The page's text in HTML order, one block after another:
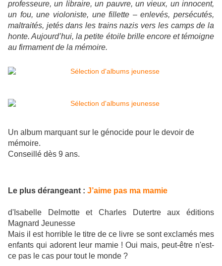
professeure, un libraire, un pauvre, un vieux, un innocent,
un fou, une violoniste, une fillette – enlevés, persécutés,
maltraités, jetés dans les trains nazis vers les camps de la
honte. Aujourd’hui, la petite étoile brille encore et témoigne
au firmament de la mémoire.
Un album marquant sur le génocide pour le devoir de
mémoire.
Conseillé dès 9 ans.
Le plus dérangeant : J’aime pas ma mamie
d'Isabelle Delmotte et Charles Dutertre aux éditions
Magnard Jeunesse
Mais il est horrible le titre de ce livre se sont exclamés mes
enfants qui adorent leur mamie ! Oui mais, peut-être n'est-
ce pas le cas pour tout le monde ?